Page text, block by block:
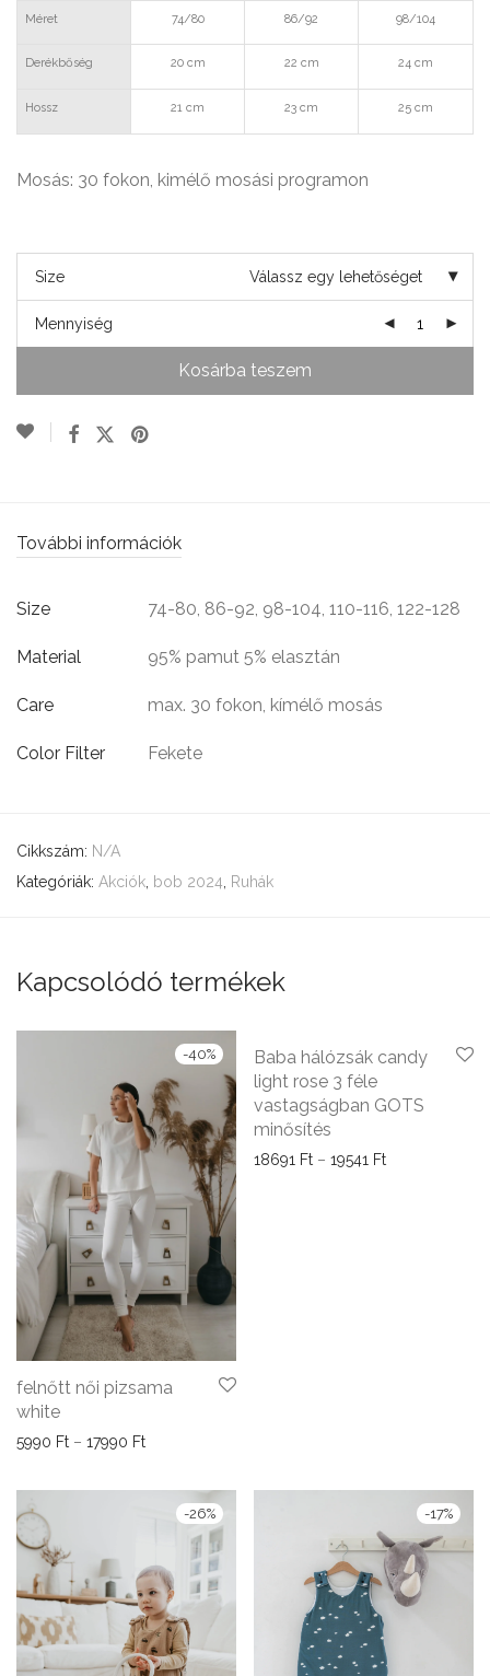
Méret 74/80 86/92 98/104
Derékbőség 20 cm 22 cm 24 cm
Hossz 21 cm 23 cm 25 cm
Mosás: 30 fokon, kimélő mosási programon
Size Válassz egy lehetőséget
Mennyiség
Kosárba teszem
További információk
Size 74-80, 86-92, 98-104, 110-116, 122-128
Material 95% pamut 5% elasztán
Care max. 30 fokon, kímélő mosás
Color Filter Fekete
Cikkszám: N/A
Kategóriák: Akciók, bob 2024, Ruhák
Kapcsolódó termékek
-40%
felnőtt női pizsama
white
5990 Ft – 17990 FtÁrtartomány: 5990 Ft - 17990 Ft
-
Baba hálózsák candy
light rose 3 féle
vastagságban GOTS
minősítés
18691 Ft – 19541 FtÁrtartomány:
-26% -17%